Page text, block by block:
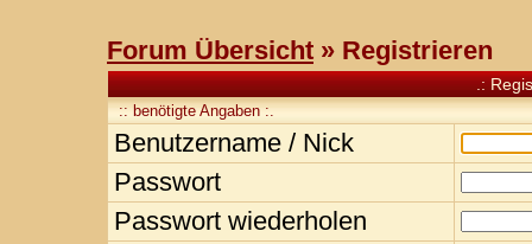
Forum Übersicht » Registrieren
.:
:: benötigte Angaben :.
Benutzername / Nick
Passwort
Passwort wiederholen